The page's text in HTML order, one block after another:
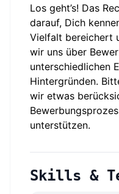
Los geht’s! Das
darauf, Dich
Vielfalt bereichert
wir uns über
unterschiedlichen
Hintergründen.
wir etwas
unterstützen.
Skills &